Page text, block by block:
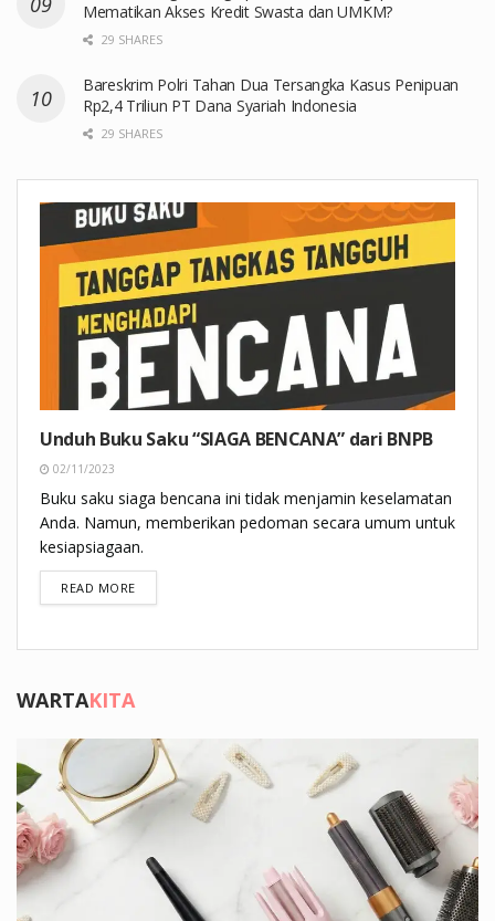
Mematikan Akses Kredit Swasta dan UMKM?
29 SHARES
Bareskrim Polri Tahan Dua Tersangka Kasus Penipuan
Rp2,4 Triliun PT Dana Syariah Indonesia
29 SHARES
Unduh Buku Saku “SIAGA BENCANA” dari BNPB
02/11/2023
Buku saku siaga bencana ini tidak menjamin keselamatan
Anda. Namun, memberikan pedoman secara umum untuk
kesiapsiagaan.
READ MOREDETAILS
WARTAKITA